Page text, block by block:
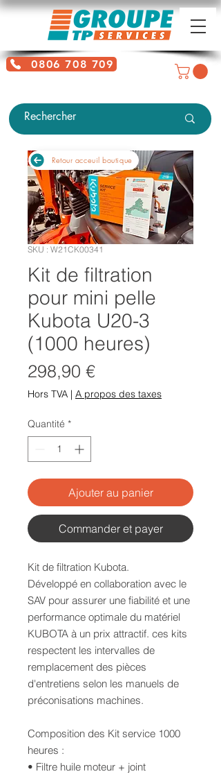
0806 708 709
SKU : W21CK00341
Kit de filtration
pour mini pelle
Kubota U20-3
(1000 heures)
298,90 €Prix
Hors TVA | A propos des taxes
Quantité *
Ajouter au panier
Commander et payer
Kit de filtration Kubota.
Développé en collaboration avec le
SAV pour assurer une fiabilité et une
performance optimale du matériel
KUBOTA à un prix attractif. ces kits
respectent les intervalles de
remplacement des pièces
d'entretiens selon les manuels de
préconisations machines.
Composition des Kit service 1000
heures :
• Filtre huile moteur + joint
Retour acceuil boutique